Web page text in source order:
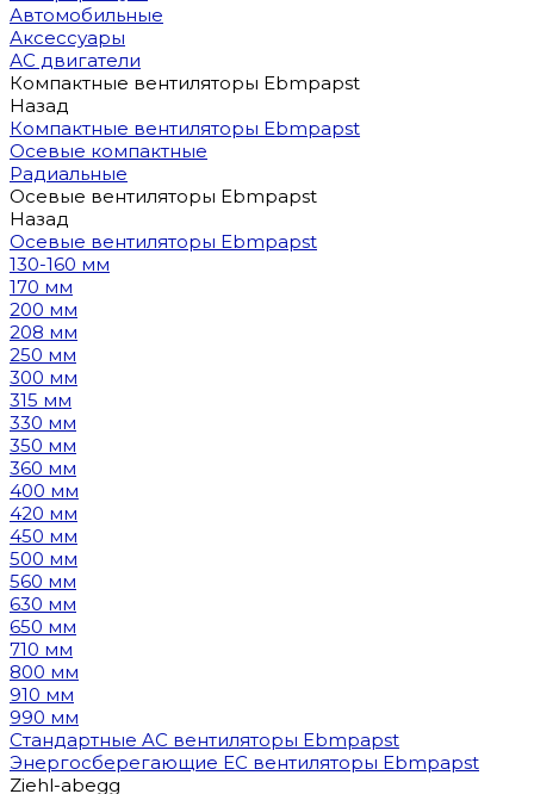
Автомобильные
Аксессуары
АС двигатели
Компактные вентиляторы Ebmpapst
Назад
Компактные вентиляторы Ebmpapst
Осевые компактные
Радиальные
Осевые вентиляторы Ebmpapst
Назад
Осевые вентиляторы Ebmpapst
130-160 мм
170 мм
200 мм
208 мм
250 мм
300 мм
315 мм
330 мм
350 мм
360 мм
400 мм
420 мм
450 мм
500 мм
560 мм
630 мм
650 мм
710 мм
800 мм
910 мм
990 мм
Стандартные AC вентиляторы Ebmpapst
Энергосберегающие EC вентиляторы Ebmpapst
Ziehl-abegg